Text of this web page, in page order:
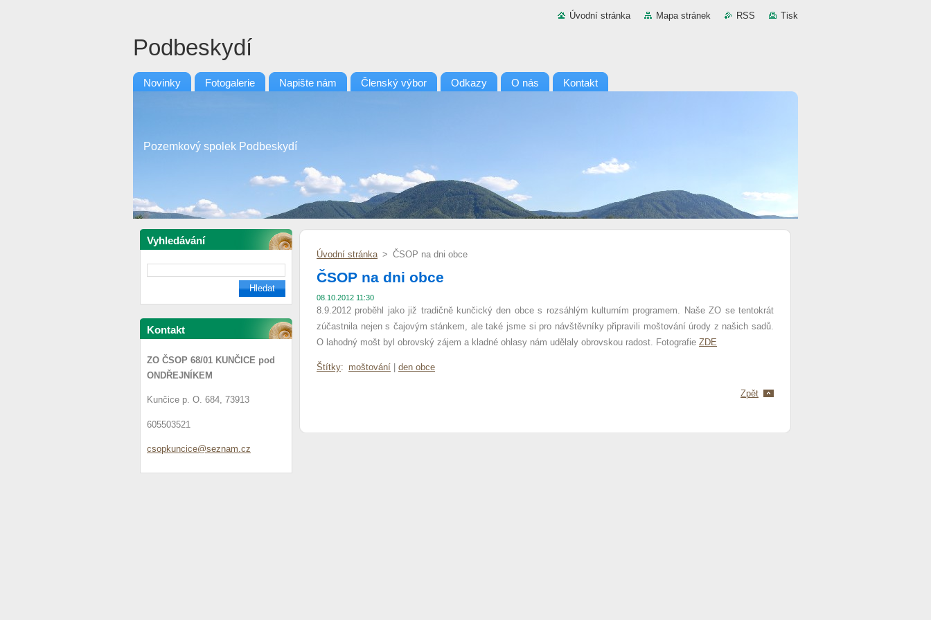
Úvodní stránka Mapa stránek RSS Tisk
Podbeskydí
Novinky Fotogalerie Napište nám Členský výbor Odkazy O nás Kontakt
Pozemkový spolek Podbeskydí
Vyhledávání
Kontakt
ZO ČSOP 68/01 KUNČICE pod
ONDŘEJNÍKEM
Kunčice p. O. 684, 73913
605503521
csopkuncice@seznam.cz
Úvodní stránka > ČSOP na dni obce
ČSOP na dni obce
08.10.2012 11:30
8.9.2012 proběhl jako již tradičně kunčický den obce s rozsáhlým kulturním programem. Naše ZO se tentokrát
zúčastnila nejen s čajovým stánkem, ale také jsme si pro návštěvníky připravili moštování úrody z našich sadů.
O lahodný mošt byl obrovský zájem a kladné ohlasy nám udělaly obrovskou radost. Fotografie ZDE
Štítky: moštování den obce
Zpět